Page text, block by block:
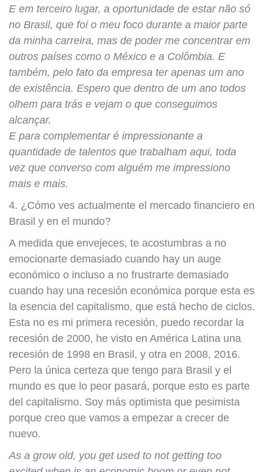
E em terceiro lugar, a oportunidade de estar não só
no Brasil, que foi o meu foco durante a maior parte
da minha carreira, mas de poder me concentrar em
outros países como o México e a Colômbia. E
também, pelo fato da empresa ter apenas um ano
de existência. Espero que dentro de um ano todos
olhem para trás e vejam o que conseguimos
alcançar.
E para complementar é impressionante a
quantidade de talentos que trabalham aqui, toda
vez que converso com alguém me impressiono
mais e mais.
4. ¿Cómo ves actualmente el mercado financiero en
Brasil y en el mundo?
A medida que envejeces, te acostumbras a no
emocionarte demasiado cuando hay un auge
económico o incluso a no frustrarte demasiado
cuando hay una recesión económica porque esta es
la esencia del capitalismo, que está hecho de ciclos.
Esta no es mi primera recesión, puedo recordar la
recesión de 2000, he visto en América Latina una
recesión de 1998 en Brasil, y otra en 2008, 2016.
Pero la única certeza que tengo para Brasil y el
mundo es que lo peor pasará, porque esto es parte
del capitalismo. Soy más optimista que pesimista
porque creo que vamos a empezar a crecer de
nuevo.
As a grow old, you get used to not getting too